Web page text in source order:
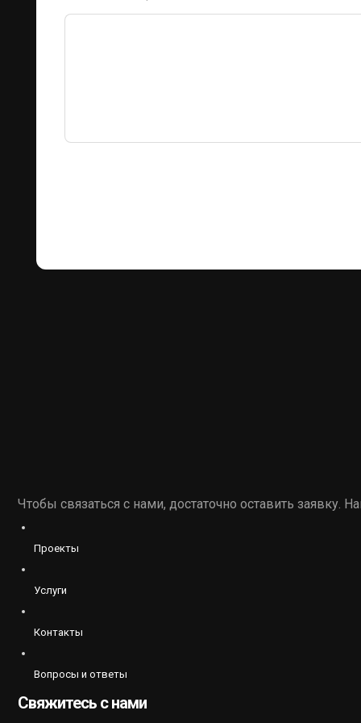
Чтобы связаться с нами, достаточно оставить
Проекты
Услуги
Контакты
Вопросы и ответы
Свяжитесь с нами